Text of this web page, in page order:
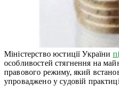
Міністерство юстиції України
особливостей стягнення на
правового режиму, який
упроваджено у судовій